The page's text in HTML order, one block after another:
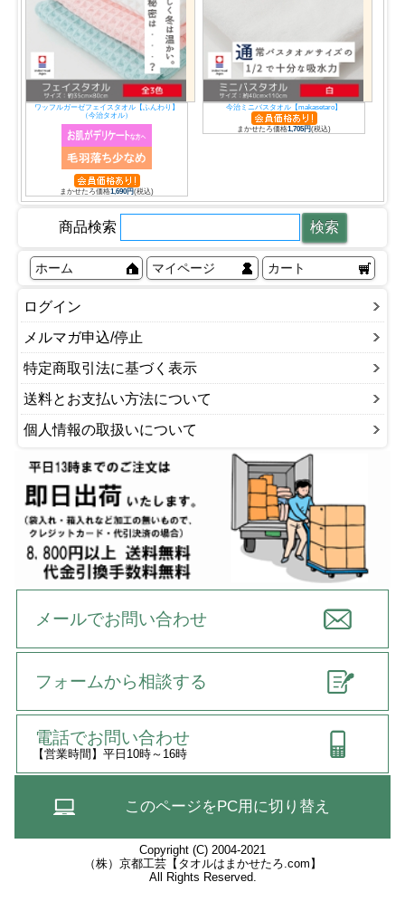
ワッフルガーゼフェイスタオル【ふんわり】
（今治タオル）
まかせたろ価格1,690円(税込)
今治ミニバスタオル【makasetaro】
まかせたろ価格1,705円(税込)
商品検索
ホーム マイページ カート
ログイン
メルマガ申込/停止
特定商取引法に基づく表示
送料とお支払い方法について
個人情報の取扱いについて
メールでお問い合わせ
フォームから相談する
電話でお問い合わせ
【営業時間】平日10時～16時
このページをPC用に切り替え
Copyright (C) 2004-2021
（株）京都工芸【タオルはまかせたろ.com】
All Rights Reserved.